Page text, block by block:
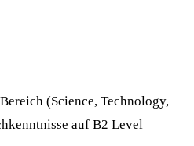
(Science, Technology,
auf B2 Level